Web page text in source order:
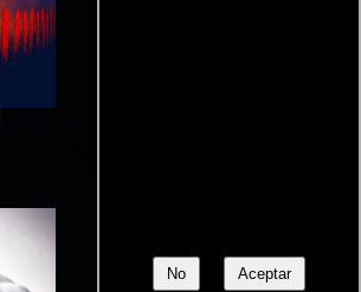
No Aceptar